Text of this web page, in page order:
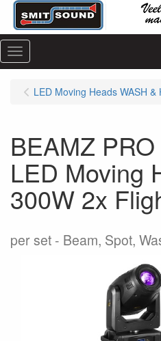
Menu
LED Moving Heads WASH &
BEAMZ
LED Moving
300W 2x
per set Beam, Spot,